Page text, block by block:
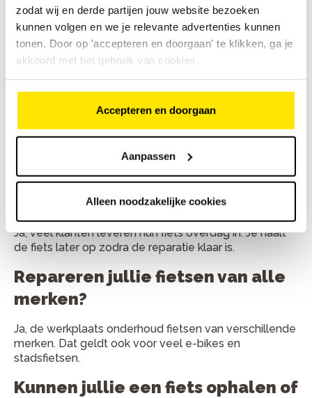
zodat wij en derde partijen jouw website bezoeken
kunnen volgen en we je relevante advertenties kunnen
tonen. Door op 'accepteren en doorgaan' te klikken, ga je
akkoord met het gebruik van cookies.
Accepteren en doorgaan
Aanpassen
Alleen noodzakelijke cookies
Veelgestelde vragen
Hoe lang duurt een fietsreparatie
gemiddeld?
onderhoudsbeurten zijn meestal binnen één werkdag
Kan ik mijn fiets ook inleveren en
later ophalen?
Ja, veel klanten leveren hun fiets overdag in. Je haalt
de fiets later op zodra de reparatie klaar is.
Repareren jullie fietsen van alle
merken?
Ja, de werkplaats onderhoud fietsen van verschillende
merken. Dat geldt ook voor veel e-bikes en
stadsfietsen.
Kunnen jullie een fiets ophalen of